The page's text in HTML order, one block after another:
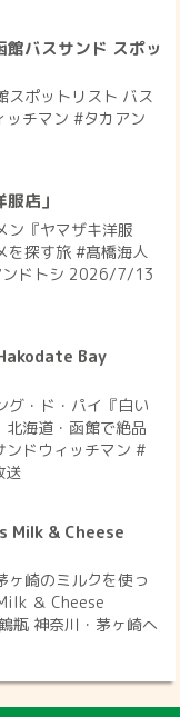
館バスサンド スポッ
スポットリスト バス
チマン #タカアン
店」
ン『ヤマザキ洋服
を探す旅 #髙橋海人
ンドトシ 2026/7/13
Bay
グ・ド・パイ『白い
海道・函館で絶品
ンドウィッチマン #
送
Milk & Cheese
ヶ崎のミルクを使っ
＆ Cheese
瓶 神奈川・茅ヶ崎へ